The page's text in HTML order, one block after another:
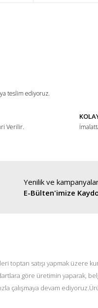
teslim ediyoruz.
Verilir.
Yenilik ve
E-Bülten'imize
toptan satışı yapmak üzere
göre üretimin yaparak,
çalışmaya devam